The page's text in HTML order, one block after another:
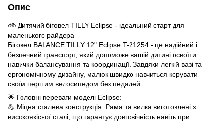
Опис
🚲 Дитячий біговел TILLY Eclipse - ідеальний старт для
маленького райдера
Біговел BALANCE TILLY 12" Eclipse T-21254 - це надійний і
безпечний транспорт, який допоможе вашій дитині освоїти
навички балансування та координації. Завдяки легкій вазі та
ергономічному дизайну, малюк швидко навчиться керувати
своїм першим велосипедом без педалей.
🌟 Головні переваги моделі Eclipse:
💪 Міцна сталева конструкція: Рама та вилка виготовлені з
високоякісної сталі, що гарантує довговічність навіть при